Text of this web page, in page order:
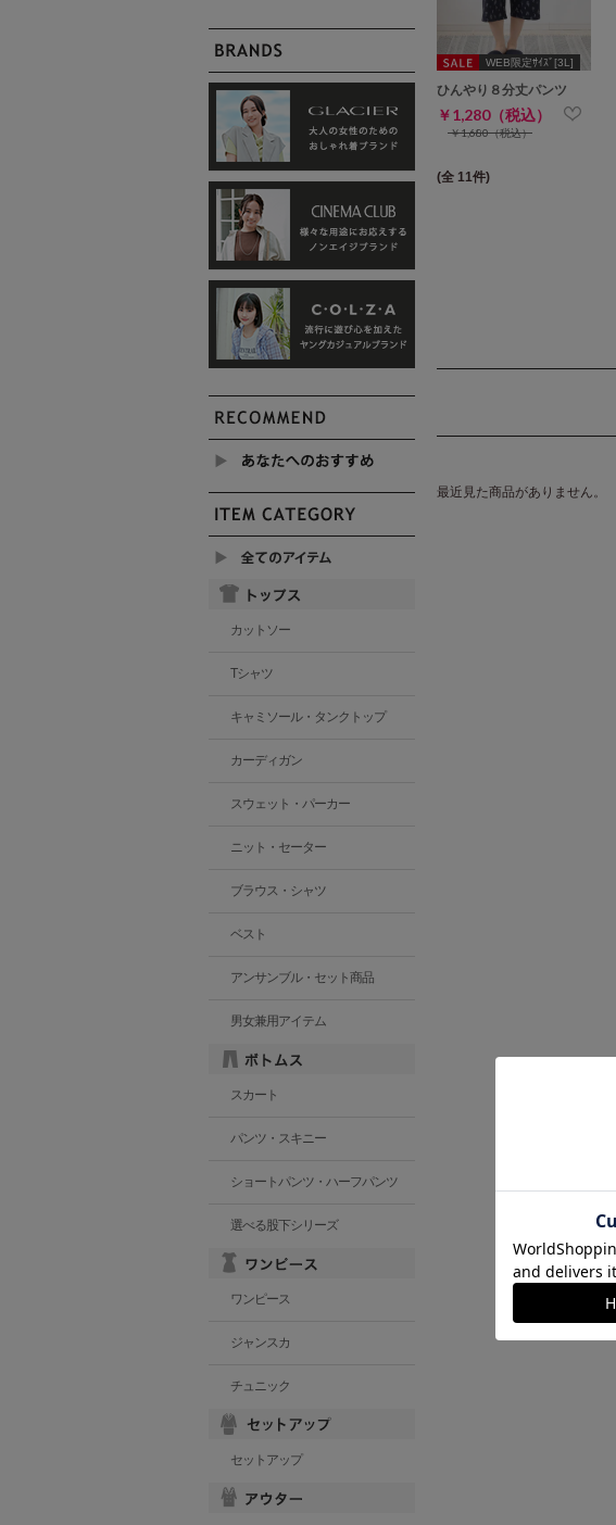
WEB限定ｻｲｽﾞ[3L]
ひんやり８分丈パンツ
￥1,280（税込）
￥1,680（税込）
(全 11件)
最近見た商品がありません。
カットソー
Tシャツ
キャミソール・タンクトップ
カーディガン
スウェット・パーカー
ニット・セーター
ブラウス・シャツ
ベスト
アンサンブル・セット商品
男女兼用アイテム
スカート
パンツ・スキニー
ショートパンツ・ハーフパンツ
選べる股下シリーズ
ワンピース
ジャンスカ
チュニック
セットアップ